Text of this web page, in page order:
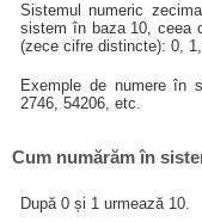
Sistemul numeric
sistem în baza 10, ceea
(zece cifre distincte): 0,
Exemple de numere în
2746, 54206, etc.
Cum numărăm în
După 0 și 1 urmează 10.